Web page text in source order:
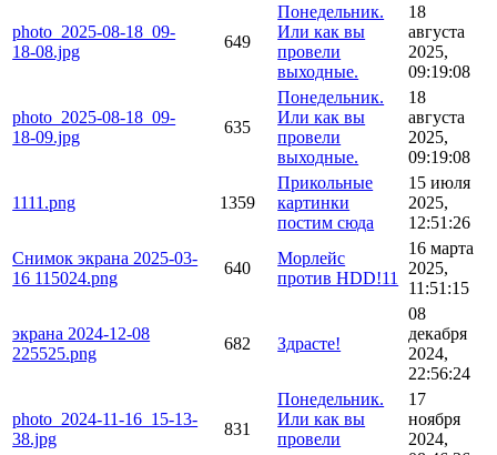
photo_2025-08-18_09-
18-08.jpg
649
Понедельник.
Или как вы
провели
выходные.
18
августа
2025,
09:19:08
photo_2025-08-18_09-
18-09.jpg
635
Понедельник.
Или как вы
провели
выходные.
18
августа
2025,
09:19:08
1111.png 1359
Прикольные
картинки
постим сюда
15 июля
2025,
12:51:26
Снимок экрана 2025-03-
16 115024.png
640
Морлейс
против HDD!11
16 марта
2025,
11:51:15
экрана 2024-12-08
225525.png
682 Здрасте!
08
декабря
2024,
22:56:24
photo_2024-11-16_15-13-
38.jpg
831
Понедельник.
Или как вы
провели
17
ноября
2024,